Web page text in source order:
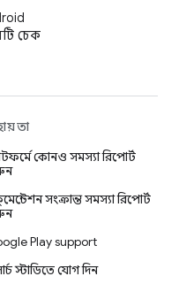
চেক
কোনও সমস্যা রিপোর্ট
সংক্রান্ত সমস্যা রিপোর্ট
Play support
স্টাডিতে যোগ দিন